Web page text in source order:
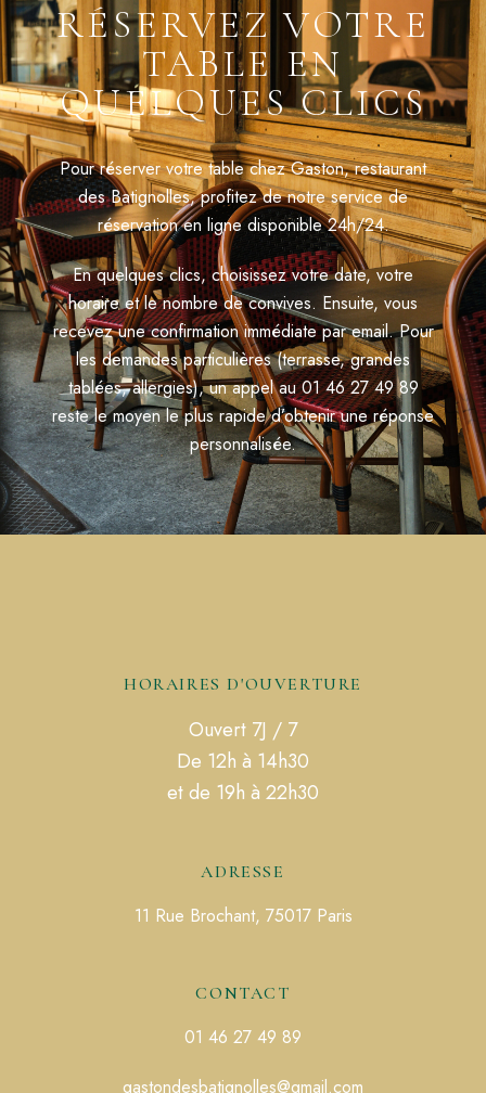
RÉSERVEZ VOTRE
TABLE EN
QUELQUES CLICS
Pour réserver votre table chez Gaston, restaurant
des Batignolles, profitez de notre service de
réservation en ligne disponible 24h/24.
En quelques clics, choisissez votre date, votre
horaire et le nombre de convives. Ensuite, vous
recevez une confirmation immédiate par email. Pour
les demandes particulières (terrasse, grandes
tablées, allergies), un appel au 01 46 27 49 89
reste le moyen le plus rapide d’obtenir une réponse
personnalisée.
HORAIRES D'OUVERTURE
Ouvert 7J / 7
De 12h à 14h30
et de 19h à 22h30
ADRESSE
11 Rue Brochant, 75017 Paris
CONTACT
01 46 27 49 89
gastondesbatignolles@gmail.com